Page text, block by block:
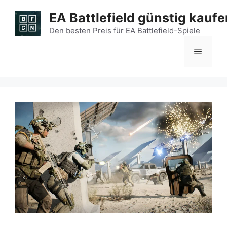
Inhalt
springen
EA Battlefield günstig
Den besten Preis für EA Battlefield-Spiele
Menü